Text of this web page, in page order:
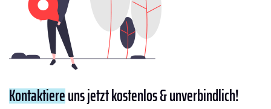
Kontaktiereuns jetzt kostenlos & unverbindlich!